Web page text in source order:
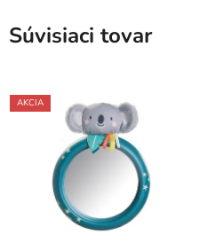
Súvisiaci tovar
AKCIA